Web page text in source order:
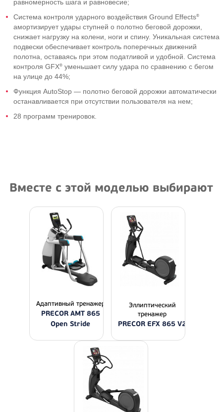
равномерность шага и равновесие;
Система контроля ударного воздействия Ground Effects®
амортизирует удары ступней о полотно беговой дорожки,
снижает нагрузку на колени, ноги и спину. Уникальная система
подвески обеспечивает контроль поперечных движений
полотна, оставаясь при этом податливой и удобной. Система
контроля GFX® уменьшает силу удара по сравнению с бегом
на улице до 44%;
Функция AutoStop — полотно беговой дорожки автоматически
останавливается при отсутствии пользователя на нем;
28 программ тренировок.
Вместе с этой моделью выбирают
Адаптивный тренажер
PRECOR AMT 865
Open Stride
Эллиптический
тренажер
PRECOR EFX 865 V2